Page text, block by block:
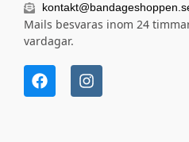
Mails besvaras inom 24
vardagar.